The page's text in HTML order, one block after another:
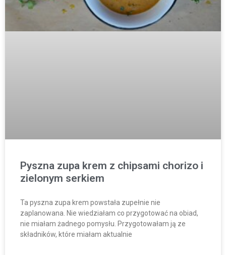
Pyszna zupa krem z chipsami chorizo i
zielonym serkiem
Ta pyszna zupa krem powstała zupełnie nie
zaplanowana. Nie wiedziałam co przygotować na obiad,
nie miałam żadnego pomysłu. Przygotowałam ją ze
składników, które miałam aktualnie